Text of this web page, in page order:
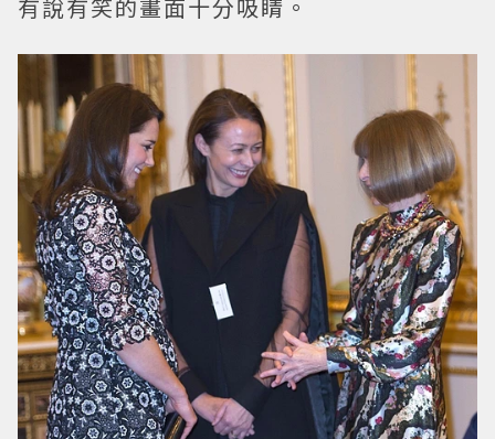
有說有笑的畫面十分吸睛。